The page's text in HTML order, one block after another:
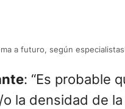
a futuro, según
: “Es probable
la densidad de